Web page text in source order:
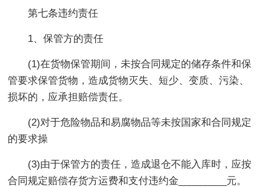
第七条违约责任
1、保管方的责任
(1)在货物保管期间，未按合同规定的储存条件和保
管要求保管货物，造成货物灭失、短少、变质、污染、
损坏的，应承担赔偿责任。
(2)对于危险物品和易腐物品等未按国家和合同规定
的要求操
(3)由于保管方的责任，造成退仓不能入库时，应按
合同规定赔偿存货方运费和支付违约金_________元。